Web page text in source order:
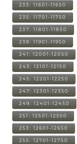
233: 11601-11650
235: 11701-11750
237: 11801-11850
239: 11901-11950
241: 12001-12050
243: 12101-12150
245: 12201-12250
247: 12301-12350
249: 12401-12450
251: 12501-12550
253: 12601-12650
255: 12701-12750